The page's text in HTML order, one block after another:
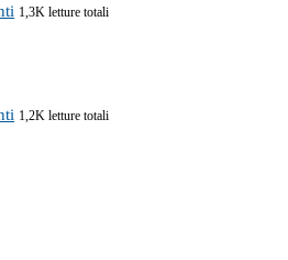
1,3K letture totali
1,2K letture totali